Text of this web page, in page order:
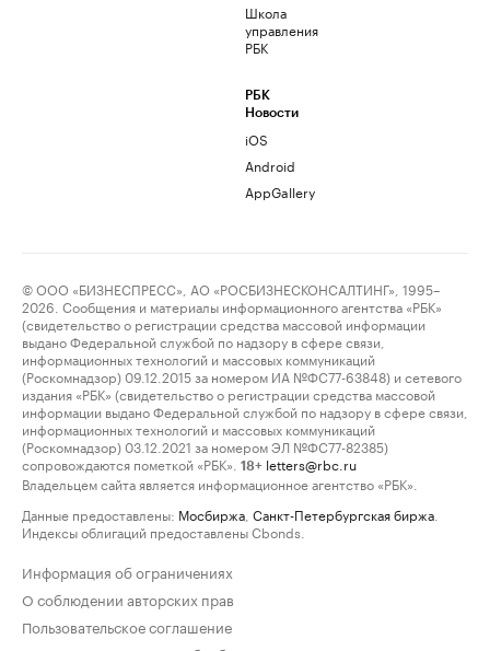
Школа
управления
РБК
РБК
Новости
iOS
Android
AppGallery
© ООО «БИЗНЕСПРЕСС», АО «РОСБИЗНЕСКОНСАЛТИНГ», 1995–
2026. Сообщения и материалы информационного агентства «РБК»
(свидетельство о регистрации средства массовой информации
выдано Федеральной службой по надзору в сфере связи,
информационных технологий и массовых коммуникаций
(Роскомнадзор) 09.12.2015 за номером ИА №ФС77-63848) и сетевого
издания «РБК» (свидетельство о регистрации средства массовой
информации выдано Федеральной службой по надзору в сфере связи,
информационных технологий и массовых коммуникаций
(Роскомнадзор) 03.12.2021 за номером ЭЛ №ФС77-82385)
сопровождаются пометкой «РБК».
18+ letters@rbc.ru
Владельцем сайта является информационное агентство «РБК».
Данные предоставлены: Мосбиржа Санкт-Петербургская биржа
Индексы облигаций предоставлены Cbonds.
Информация об ограничениях
О соблюдении авторских прав
Пользовательское соглашение